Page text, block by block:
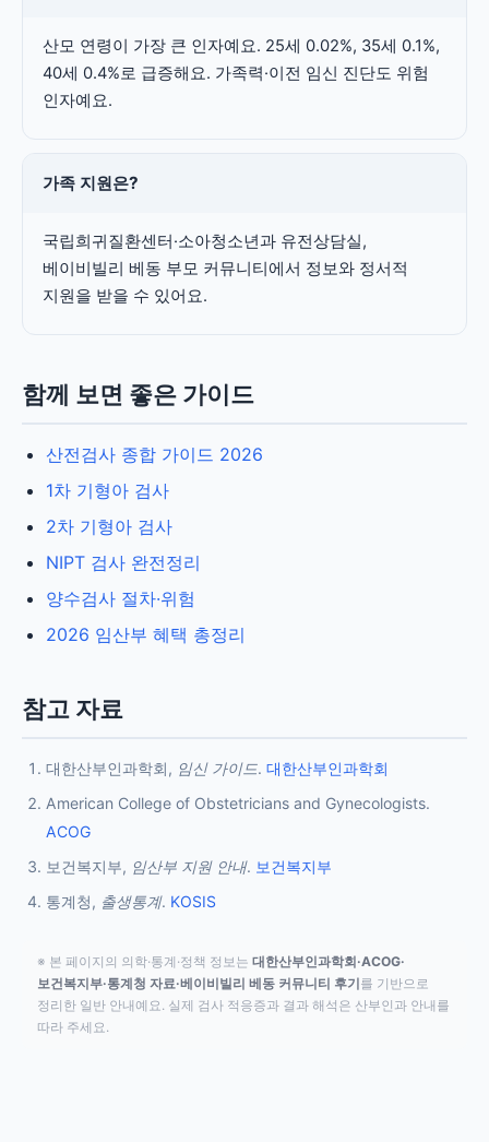
산모 연령이 가장 큰 인자예요. 25세 0.02%, 35세 0.1%,
40세 0.4%로 급증해요. 가족력·이전 임신 진단도 위험
인자예요.
가족 지원은?
국립희귀질환센터·소아청소년과 유전상담실,
베이비빌리 베동 부모 커뮤니티에서 정보와 정서적
지원을 받을 수 있어요.
함께 보면 좋은 가이드
산전검사 종합 가이드 2026
1차 기형아 검사
2차 기형아 검사
NIPT 검사 완전정리
양수검사 절차·위험
2026 임산부 혜택 총정리
참고 자료
대한산부인과학회, 임신 가이드. 대한산부인과학회
American College of Obstetricians and Gynecologists.
ACOG
보건복지부, 임산부 지원 안내. 보건복지부
통계청, 출생통계. KOSIS
※ 본 페이지의 의학·통계·정책 정보는 대한산부인과학회·ACOG·
보건복지부·통계청 자료·베이비빌리 베동 커뮤니티 후기를 기반으로
정리한 일반 안내예요. 실제 검사 적응증과 결과 해석은 산부인과 안내를
따라 주세요.